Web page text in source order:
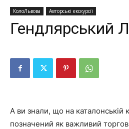
КолоЛьвова Авторські екскурсії
Гендлярський
А ви знали, що на каталонській
позначений як важливий